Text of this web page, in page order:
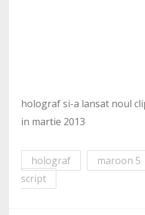
holograf si-a lansat noul
in martie 2013
holograf maroon 5
script